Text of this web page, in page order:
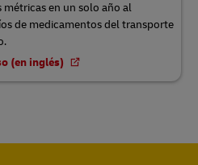
en un solo año al
de medicamentos del transporte
(en inglés)